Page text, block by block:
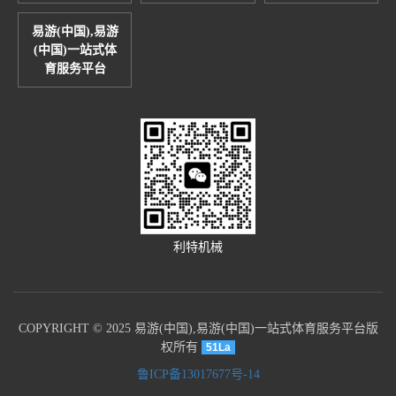
易游(中国),易游
(中国)一站式体
育服务平台
利特机械
COPYRIGHT © 2025 易游(中国),易游(中国)一站式体育服务平台版
权所有
51La
鲁ICP备13017677号-14